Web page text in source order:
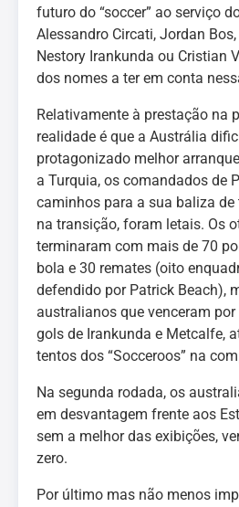
futuro do “soccer” ao serviço
Alessandro Circati, Jordan Bos,
Nestory Irankunda ou Cristian
dos nomes a ter em conta
Relativamente à prestação na
realidade é que a Austrália
protagonizado melhor
a Turquia, os comandados de
caminhos para a sua baliza de
na transição, foram letais. Os
terminaram com mais de 70
bola e 30 remates (oito
defendido por Patrick Beach),
australianos que venceram
gols de Irankunda e Metcalfe,
tentos dos “Socceroos” na
Na segunda rodada, os
em desvantagem frente aos
sem a melhor das exibições,
zero.
Por último mas não menos